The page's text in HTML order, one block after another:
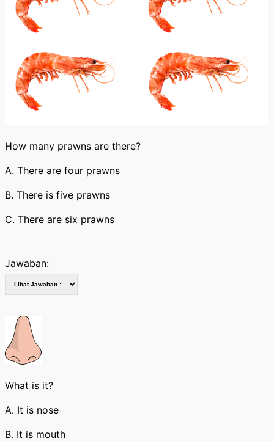
How many prawns are there?
A. There are four prawns
B. There is five prawns
C. There are six prawns
Jawaban:
What is it?
A. It is nose
B. It is mouth